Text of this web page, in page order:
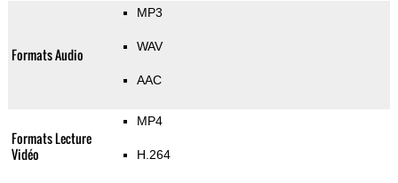
Formats Audio
MP3
WAV
AAC
Formats Lecture
Vidéo
MP4
H.264